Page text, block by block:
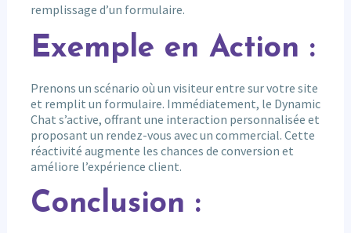
remplissage d’un formulaire.
Exemple en Action :
Prenons un scénario où un visiteur entre sur votre site
et remplit un formulaire. Immédiatement, le Dynamic
Chat s’active, offrant une interaction personnalisée et
proposant un rendez-vous avec un commercial. Cette
réactivité augmente les chances de conversion et
améliore l’expérience client.
Conclusion :